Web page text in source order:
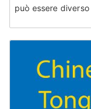
può essere